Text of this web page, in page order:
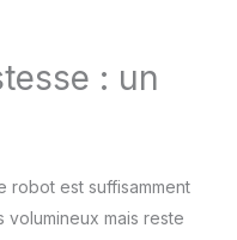
argent
: un
robot est suffisamment
mais reste